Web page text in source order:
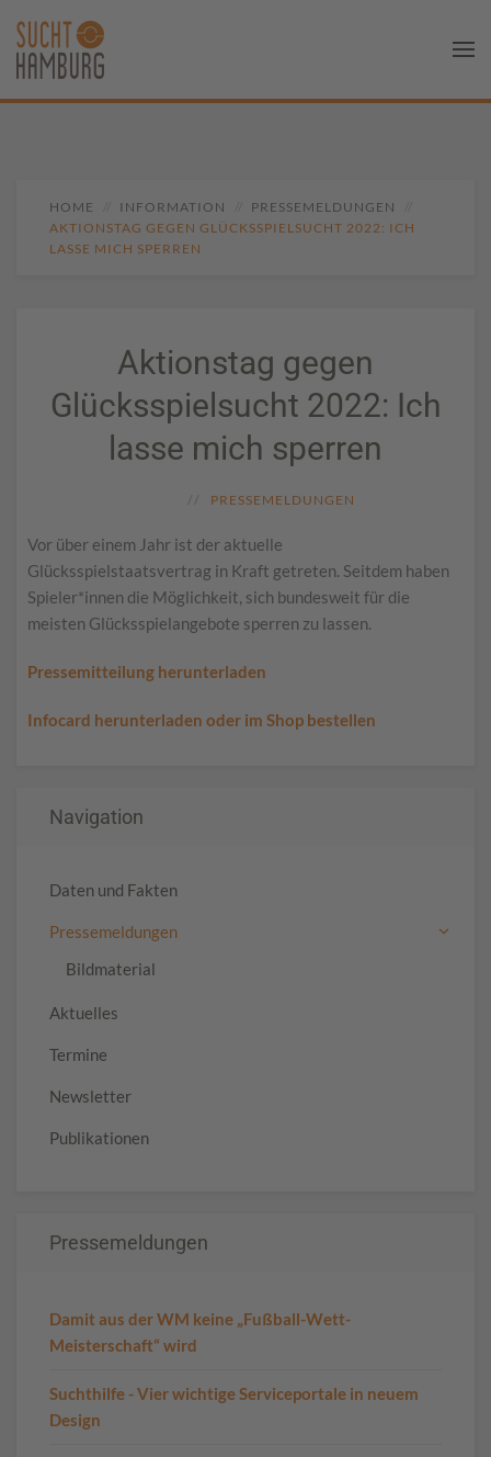
HOME INFORMATION
PRESSEMELDUNGEN
AKTIONSTAG GEGEN GLÜCKSSPIELSUCHT 2022: ICH
LASSE MICH SPERREN
Aktionstag gegen
Glücksspielsucht 2022: Ich
lasse mich sperren
PRESSEMELDUNGEN
Vor über einem Jahr ist der aktuelle
Glücksspielstaatsvertrag in Kraft getreten. Seitdem haben
Spieler*innen die Möglichkeit, sich bundesweit für die
meisten Glücksspielangebote sperren zu lassen.
Pressemitteilung herunterladen
Infocard herunterladen oder im Shop bestellen
Navigation
Daten und Fakten
Pressemeldungen
Bildmaterial
Aktuelles
Termine
Newsletter
Publikationen
Pressemeldungen
Damit aus der WM keine „Fußball-Wett-
Meisterschaft“ wird
Suchthilfe - Vier wichtige Serviceportale in neuem
Design